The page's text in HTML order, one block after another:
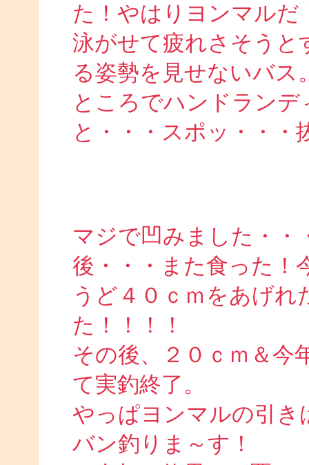
た！やはりヨンマルだ
泳がせて疲れさそうと
る姿勢を見せないバ
ところでハンドラン
と・・・スポッ・・・
マジで凹みました・・
後・・・また食った！
うど４０ｃｍをあげれ
た！！！！
その後、２０ｃｍ＆今
て実釣終了。
やっぱヨンマルの引き
バン釣りま～す！